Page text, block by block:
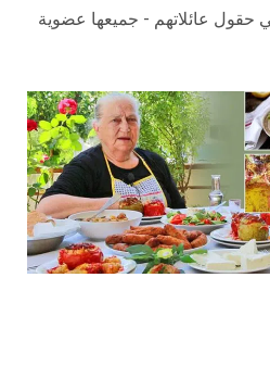
في حقول عائلاتهم - جميعها عضوية